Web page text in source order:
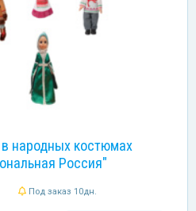
народных костюмах
Россия"
Под заказ 10дн.